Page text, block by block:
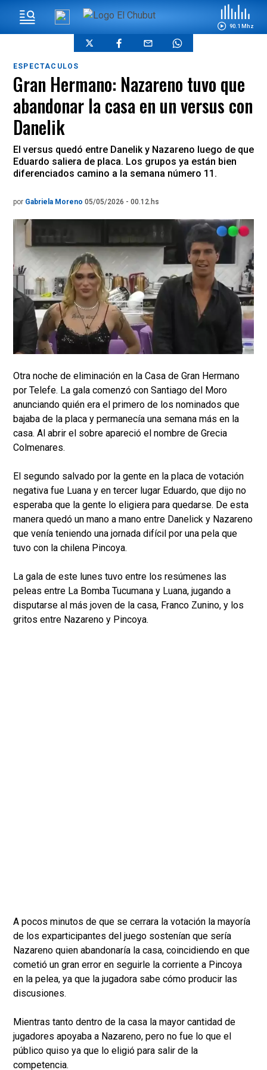
90.1 Mhz
ESPECTACULOS
Gran Hermano: Nazareno tuvo que
abandonar la casa en un versus con
Danelik
El versus quedó entre Danelik y Nazareno luego de que
Eduardo saliera de placa. Los grupos ya están bien
diferenciados camino a la semana número 11.
por Gabriela Moreno 05/05/2026 - 00.12.hs
Otra noche de eliminación en la Casa de Gran Hermano
por Telefe. La gala comenzó con Santiago del Moro
anunciando quién era el primero de los nominados que
bajaba de la placa y permanecía una semana más en la
casa. Al abrir el sobre apareció el nombre de Grecia
Colmenares.
El segundo salvado por la gente en la placa de votación
negativa fue Luana y en tercer lugar Eduardo, que dijo no
esperaba que la gente lo eligiera para quedarse. De esta
manera quedó un mano a mano entre Danelick y Nazareno
que venía teniendo una jornada difícil por una pela que
tuvo con la chilena Pincoya.
La gala de este lunes tuvo entre los resúmenes las
peleas entre La Bomba Tucumana y Luana, jugando a
disputarse al más joven de la casa, Franco Zunino, y los
gritos entre Nazareno y Pincoya.
A pocos minutos de que se cerrara la votación la mayoría
de los exparticipantes del juego sostenían que sería
Nazareno quien abandonaría la casa, coincidiendo en que
cometió un gran error en seguirle la corriente a Pincoya
en la pelea, ya que la jugadora sabe cómo producir las
discusiones.
Mientras tanto dentro de la casa la mayor cantidad de
jugadores apoyaba a Nazareno, pero no fue lo que el
público quiso ya que lo eligió para salir de la
competencia.